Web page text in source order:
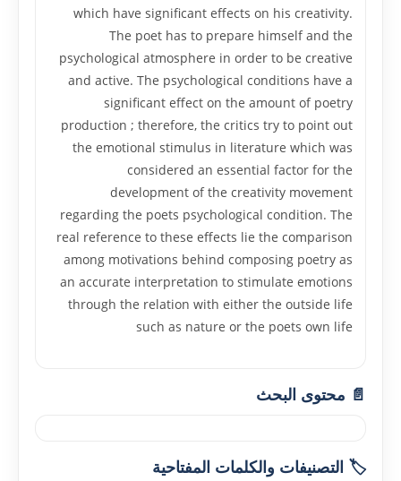
which have significant effects on his creativity.
The poet has to prepare himself and the
psychological atmosphere in order to be creative
and active. The psychological conditions have a
significant effect on the amount of poetry
production ; therefore, the critics try to point out
the emotional stimulus in literature which was
considered an essential factor for the
development of the creativity movement
regarding the poets psychological condition. The
real reference to these effects lie the comparison
among motivations behind composing poetry as
an accurate interpretation to stimulate emotions
through the relation with either the outside life
such as nature or the poets own life
📄 محتوى البحث
🏷️ التصنيفات والكلمات المفتاحية